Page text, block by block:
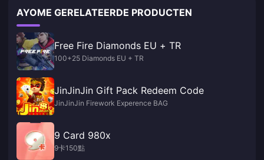
AYOME GERELATEERDE PRODUCTEN
Free Fire Diamonds EU + TR
100+25 Diamonds EU + TR
JinJinJin Gift Pack Redeem Code
JinJinJin Firework Experence BAG
9 Card 980x
9卡150點